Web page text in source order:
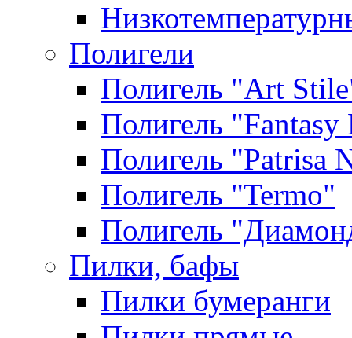
Полигели
Полигель "Art
Полигель
Полигель "Patrisa
Полигель "Termo"
Полигель
Пилки, бафы
Пилки бумеранги